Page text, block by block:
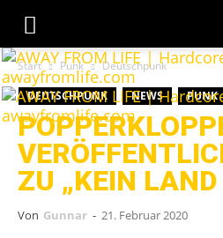
Start Punk
Deutschpunk
DEUTSCHPUNK
NEWS PUNK
ZU „KEIN
Von Gunnar - 21. Februar 2020